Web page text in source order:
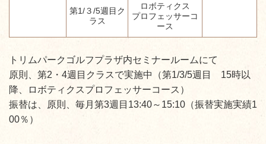
第1/３/5週目ク
ラス
ロボティクス
プロフェッサーコ
ース
トリムパークゴルフプラザ内セミナールームにて
原則、第2・4週目クラスで実施中（第1/3/5週目 15時以
降、ロボティクスプロフェッサーコース）
振替は、原則、毎月第3週目13:40～15:10 （振替実施実績1
00％）